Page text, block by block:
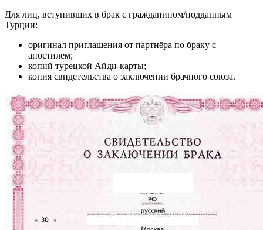
Для лиц, вступивших в брак с гражданином/подданным
Турции:
оригинал приглашения от партнёра по браку с
апостилем;
копий турецкой Айди-карты;
копия свидетельства о заключении брачного союза.